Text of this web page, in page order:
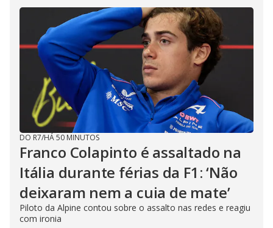
DO R7/HÁ 50 MINUTOS
Franco Colapinto é assaltado na
Itália durante férias da F1: ‘Não
deixaram nem a cuia de mate’
Piloto da Alpine contou sobre o assalto nas redes e reagiu
com ironia